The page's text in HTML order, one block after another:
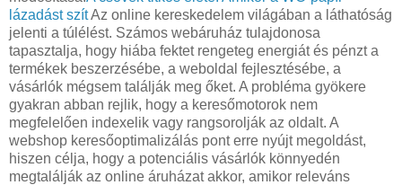
lázadást szítAz online kereskedelem világában a láthatóság
jelenti a túlélést. Számos webáruház tulajdonosa
tapasztalja, hogy hiába fektet rengeteg energiát és pénzt a
termékek beszerzésébe, a weboldal fejlesztésébe, a
vásárlók mégsem találják meg őket. A probléma gyökere
gyakran abban rejlik, hogy a keresőmotorok nem
megfelelően indexelik vagy rangsorolják az oldalt. A
webshop keresőoptimalizálás pont erre nyújt megoldást,
hiszen célja, hogy a potenciális vásárlók könnyedén
megtalálják az online áruházat akkor, amikor releváns